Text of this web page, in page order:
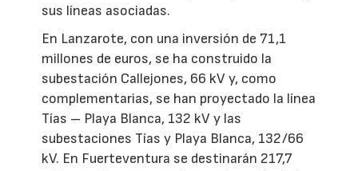
sus líneas asociadas.
En Lanzarote, con una inversión de 71,1
millones de euros, se ha construido la
subestación Callejones, 66 kV y, como
complementarias, se han proyectado la línea
Tías – Playa Blanca, 132 kV y las
subestaciones Tías y Playa Blanca, 132/66
kV. En Fuerteventura se destinarán 217,7